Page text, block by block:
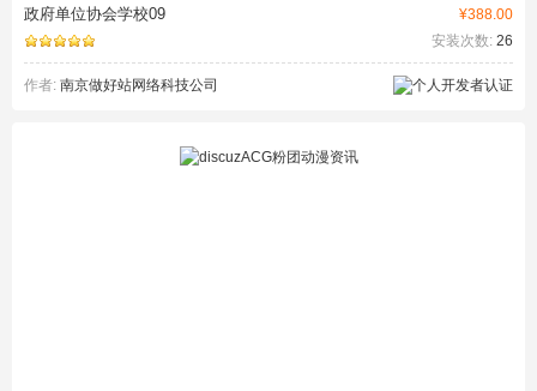
¥388.00
政府单位协会学校09
安装次数: 26
作者: 南京做好站网络科技公司